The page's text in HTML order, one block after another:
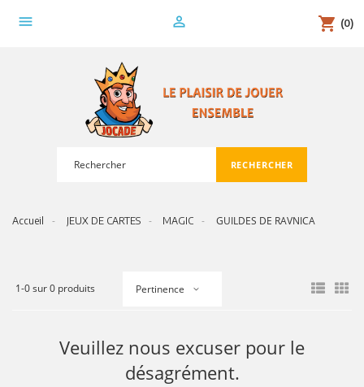
menu person_outline shopping_cart (0)
search
RECHERCHER
Accueil JEUX DE CARTES MAGIC GUILDES DE RAVNICA
1-0 sur 0 produits Pertinence
Veuillez nous excuser pour le
désagrément.